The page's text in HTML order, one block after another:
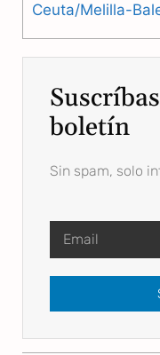
Ceuta/Melilla-
boletín
Sin spam, solo